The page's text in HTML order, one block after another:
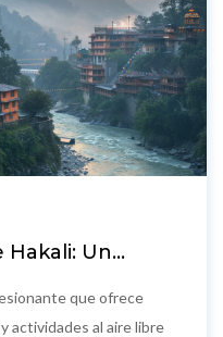
Hakali: Un
que ofrece
actividades al aire libre